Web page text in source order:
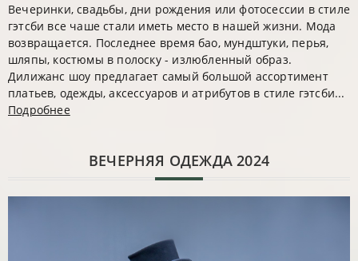
Вечеринки, свадьбы, дни рождения или фотосессии в стиле
гэтсби все чаше стали иметь место в нашей жизни. Мода
возвращается. Последнее время бао, мундштуки, перья,
шляпы, костюмы в полоску - излюбленный образ.
Дилижанс шоу предлагает самый большой ассортимент
платьев, одежды, аксессуаров и атрибутов в стиле гэтсби...
Подробнее
ВЕЧЕРНЯЯ ОДЕЖДА 2024